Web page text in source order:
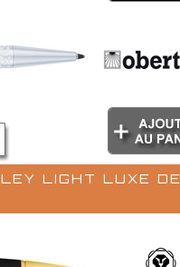
light luxe de